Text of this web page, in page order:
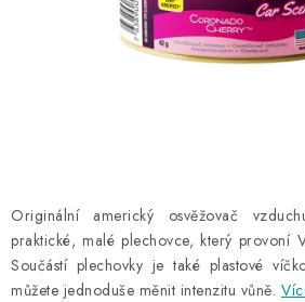
NAŠE SLUŽBY
Věrnostní program
Všeobecné
Podmínky ochrany osobních údajů
Originální americký osvěžovač
praktické, malé plechovce, který provoní
Součástí plechovky je také plastové
můžete jednoduše měnit intenzitu vůně.